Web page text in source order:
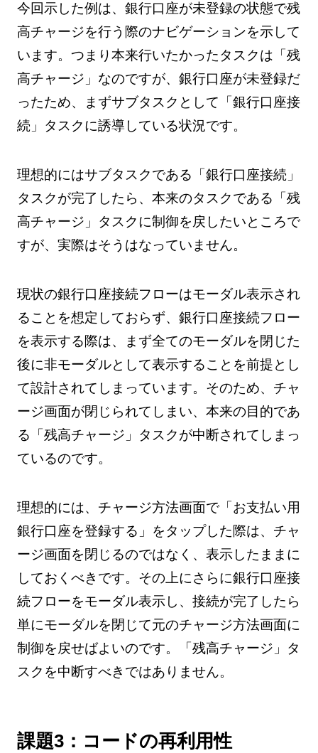
今回示した例は、銀行口座が未登録の状態で残
高チャージを行う際のナビゲーションを示して
います。つまり本来行いたかったタスクは「残
高チャージ」なのですが、銀行口座が未登録だ
ったため、まずサブタスクとして「銀行口座接
続」タスクに誘導している状況です。
理想的にはサブタスクである「銀行口座接続」
タスクが完了したら、本来のタスクである「残
高チャージ」タスクに制御を戻したいところで
すが、実際はそうはなっていません。
現状の銀行口座接続フローはモーダル表示され
ることを想定しておらず、銀行口座接続フロー
を表示する際は、まず全てのモーダルを閉じた
後に非モーダルとして表示することを前提とし
て設計されてしまっています。そのため、チャ
ージ画面が閉じられてしまい、本来の目的であ
る「残高チャージ」タスクが中断されてしまっ
ているのです。
理想的には、チャージ方法画面で「お支払い用
銀行口座を登録する」をタップした際は、チャ
ージ画面を閉じるのではなく、表示したままに
しておくべきです。その上にさらに銀行口座接
続フローをモーダル表示し、接続が完了したら
単にモーダルを閉じて元のチャージ方法画面に
制御を戻せばよいのです。「残高チャージ」タ
スクを中断すべきではありません。
課題3：コードの再利用性